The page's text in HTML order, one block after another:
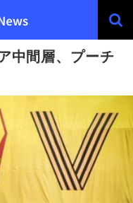
中間層、プーチ